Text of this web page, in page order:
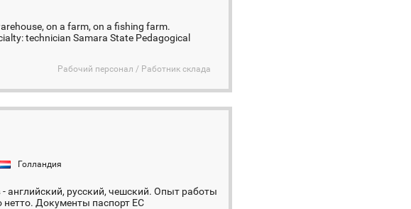
on a farm, on a fishing farm.
technician Samara State Pedagogical
Рабочий персонал / Работник склада
Голландия
английский, русский, чешский. Опыт работы
нетто. Документы паспорт ЕС